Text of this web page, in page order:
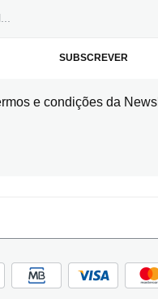
SUBSCREVER
e condições da